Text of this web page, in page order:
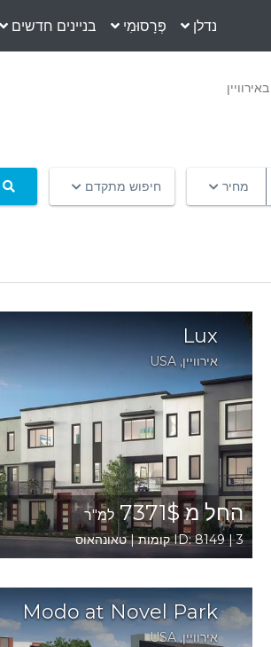
נדלן פְּרָסוּמִי בניינים חדשים
מחיר חיפוש מתקדם
Lux
אירוויין,
USA
החל מ 7371$ למ"ר
ID: 8149 | 3 קומות | טאונהאוס
Modo at Novel Park
אירוויין,
USA